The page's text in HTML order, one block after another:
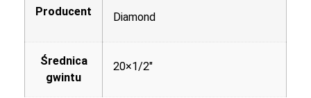
Producent Diamond
Średnica
gwintu
20×1/2"